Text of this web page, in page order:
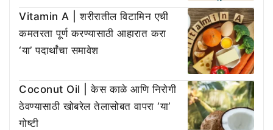
Vitamin A | शरीरातील विटामिन एची
कमतरता पूर्ण करण्यासाठी आहारात करा
‘या’ पदार्थांचा समावेश
Coconut Oil | केस काळे आणि निरोगी
ठेवण्यासाठी खोबरेल तेलासोबत वापरा ‘या’
गोष्टी